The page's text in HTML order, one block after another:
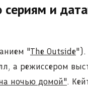
сериям и
"The Outside").
а режиссером
ночью домой".